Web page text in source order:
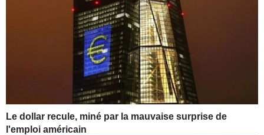
Le dollar recule, miné par la mauvaise surprise de
l'emploi américain